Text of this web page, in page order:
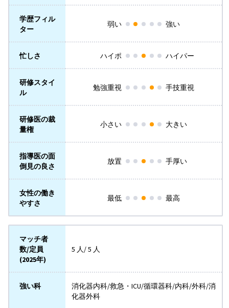
学歴フィル
ター
弱い 強い
忙しさ ハイポ ハイパー
研修スタイ
ル
勉強重視 手技重視
研修医の裁
量権
小さい 大きい
指導医の面
倒見の良さ
放置 手厚い
女性の働き
やすさ
最低 最高
マッチ者
数/定員
(2025年)
5 人/ 5 人
強い科
消化器内科/救急・ICU/循環器科/内科/外科/消
化器外科